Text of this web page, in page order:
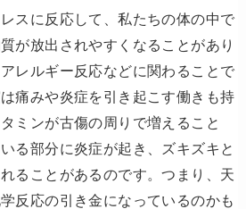
スに反応して、私たちの体の中で
が放出されやすくなることがあり
レルギー反応などに関わることで
痛みや炎症を引き起こす働きも持
ミンが古傷の周りで増えること
る部分に炎症が起き、ズキズキと
ることがあるのです。つまり、天
反応の引き金になっているのかも